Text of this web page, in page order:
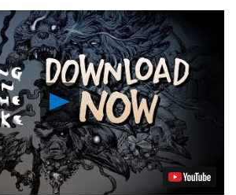
Play
Video